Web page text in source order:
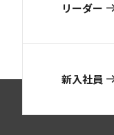
リーダー
新入社員